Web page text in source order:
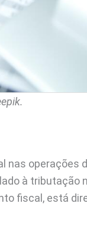
nas operações
à tributação
fiscal, está